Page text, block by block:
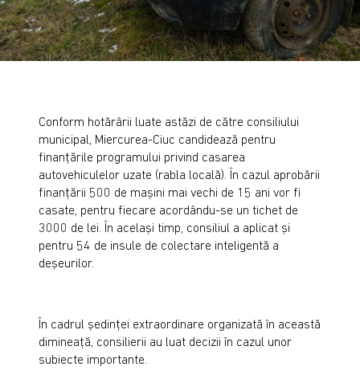
Conform hotărârii luate astăzi de către consiliului
municipal, Miercurea-Ciuc candidează pentru
finanțările programului privind casarea
autovehiculelor uzate (rabla locală). În cazul aprobării
finanțării 500 de mașini mai vechi de 15 ani vor fi
casate, pentru fiecare acordându-se un tichet de
3000 de lei. În același timp, consiliul a aplicat și
pentru 54 de insule de colectare inteligentă a
deșeurilor.
În cadrul ședinței extraordinare organizată în această
dimineață, consilierii au luat decizii în cazul unor
subiecte importante.